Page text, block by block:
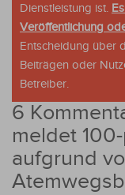
Dienstleistung ist.
Veröffentlichung
Entscheidung über
Beiträgen oder
Betreiber.
6
meldet
aufgrund